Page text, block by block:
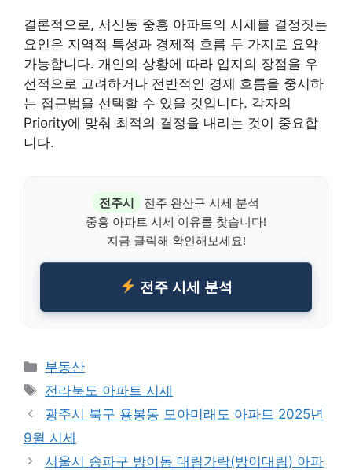
결론적으로, 서신동 중흥 아파트의 시세를 결정짓는
요인은 지역적 특성과 경제적 흐름 두 가지로 요약
가능합니다. 개인의 상황에 따라 입지의 장점을 우
선적으로 고려하거나 전반적인 경제 흐름을 중시하
는 접근법을 선택할 수 있을 것입니다. 각자의
Priority에 맞춰 최적의 결정을 내리는 것이 중요합
니다.
전주시
전주 완산구 시세 분석
중흥 아파트 시세 이유를 찾습니다!
지금 클릭해 확인해보세요!
전주 시세 분석
Categories
부동산
Tags
전라북도 아파트 시세
광주시 북구 용봉동 모아미래도 아파트 2025년
9월 시세
서울시 송파구 방이동 대림가락(방이대림) 아파